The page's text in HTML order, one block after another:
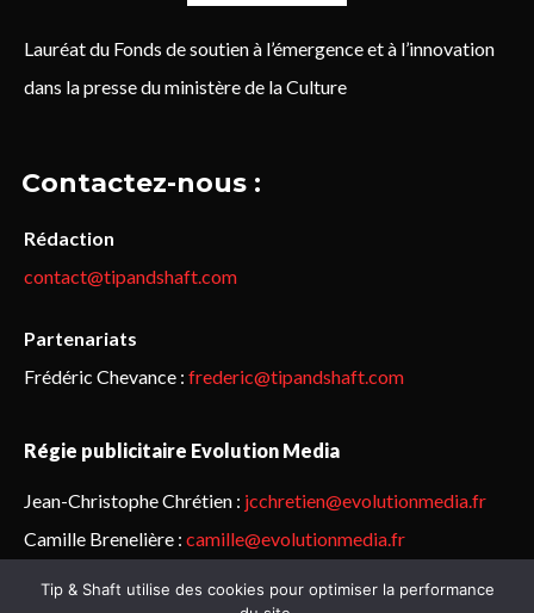
Lauréat du Fonds de soutien à l’émergence et à l’innovation
dans la presse du ministère de la Culture
Contactez-nous :
Rédaction
contact@tipandshaft.com
Partenariats
Frédéric Chevance : frederic@tipandshaft.com
Régie publicitaire Evolution Media
Jean-Christophe Chrétien : jcchretien@evolutionmedia.fr
Camille Brenelière : camille@evolutionmedia.fr
© Sailorz 2015-2025. Tous droits réservés.Mentions légales &
Tip & Shaft utilise des cookies pour optimiser la performance